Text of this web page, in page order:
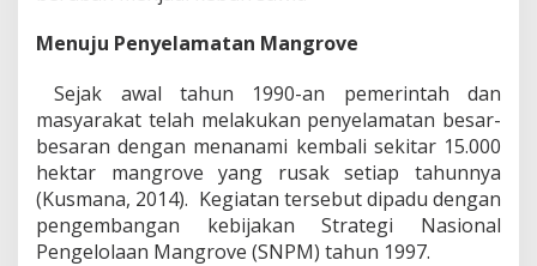
Menuju Penyelamatan Mangrove
Sejak awal tahun 1990-an pemerintah dan
masyarakat telah melakukan penyelamatan besar-
besaran dengan menanami kembali sekitar 15.000
hektar mangrove yang rusak setiap tahunnya
(Kusmana, 2014). Kegiatan tersebut dipadu dengan
pengembangan kebijakan Strategi Nasional
Pengelolaan Mangrove (SNPM) tahun 1997.